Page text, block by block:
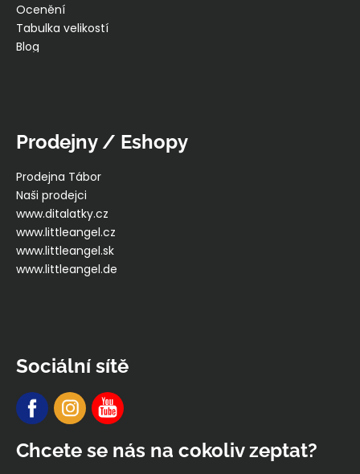
Ocenění
Tabulka velikostí
Blog
Prodejny / Eshopy
Prodejna Tábor
Naši prodejci
www.ditalatky.cz
www.littleangel.cz
www.littleangel.sk
www.littleangel.de
Sociální sítě
Chcete se nás na cokoliv zeptat?